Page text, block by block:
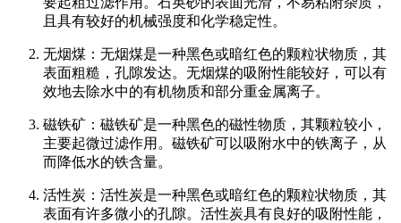
且具有较好的机械强度和化学稳定性。
无烟煤：无烟煤是一种黑色或暗红色的颗粒状物质，其
表面粗糙，孔隙发达。无烟煤的吸附性能较好，可以有
效地去除水中的有机物质和部分重金属离子。
磁铁矿：磁铁矿是一种黑色的磁性物质，其颗粒较小，
主要起微过滤作用。磁铁矿可以吸附水中的铁离子，从
而降低水的铁含量。
活性炭：活性炭是一种黑色或暗红色的颗粒状物质，其
表面有许多微小的孔隙。活性炭具有良好的吸附性能，